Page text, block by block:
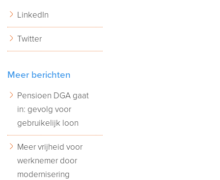
LinkedIn
Twitter
Meer berichten
Pensioen DGA gaat
in: gevolg voor
gebruikelijk loon
Meer vrijheid voor
werknemer door
modernisering